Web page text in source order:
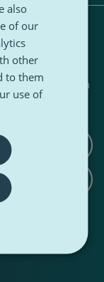
pomysły
Daj nam
lub
also
of our
other
to them
use of